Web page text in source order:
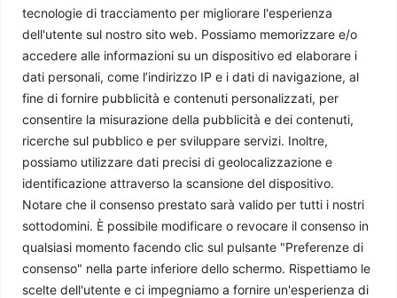
tecnologie di tracciamento per migliorare l'esperienza
dell'utente sul nostro sito web. Possiamo memorizzare e/o
accedere alle informazioni su un dispositivo ed elaborare i
dati personali, come l’indirizzo IP e i dati di navigazione, al
fine di fornire pubblicità e contenuti personalizzati, per
consentire la misurazione della pubblicità e dei contenuti,
ricerche sul pubblico e per sviluppare servizi. Inoltre,
possiamo utilizzare dati precisi di geolocalizzazione e
identificazione attraverso la scansione del dispositivo.
Notare che il consenso prestato sarà valido per tutti i nostri
sottodomini. È possibile modificare o revocare il consenso in
qualsiasi momento facendo clic sul pulsante "Preferenze di
consenso" nella parte inferiore dello schermo. Rispettiamo le
scelte dell'utente e ci impegniamo a fornire un'esperienza di
Le Filippine si preparano al processo di impeachment contro
Sara Duterte
Simone Frusciante - 24 Giugno 2026